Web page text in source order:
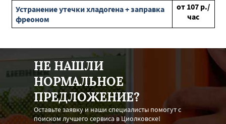
Устранение утечки хладогена + заправка
фреоном
от 107 р./
час
НЕ НАШЛИ
НОРМАЛЬНОЕ
ПРЕДЛОЖЕНИЕ?
Оставьте заявку и наши специалисты помогут с
поиском лучшего сервиса в Циолковске!